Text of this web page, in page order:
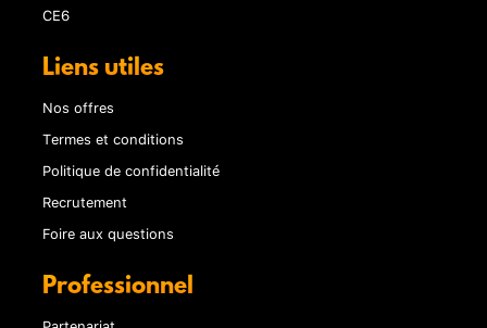
CE6
Liens utiles
Nos offres
Termes et conditions
Politique de confidentialité
Recrutement
Foire aux questions
Professionnel